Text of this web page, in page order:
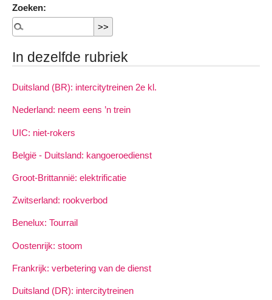
Zoeken:
In dezelfde rubriek
Duitsland (BR): intercitytreinen 2e kl.
Nederland: neem eens ’n trein
UIC: niet-rokers
België - Duitsland: kangoeroedienst
Groot-Brittannië: elektrificatie
Zwitserland: rookverbod
Benelux: Tourrail
Oostenrijk: stoom
Frankrijk: verbetering van de dienst
Duitsland (DR): intercitytreinen